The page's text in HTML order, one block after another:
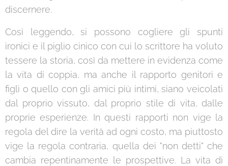
discernere.
Così leggendo, si possono cogliere gli spunti
ironici e il piglio cinico con cui lo scrittore ha voluto
tessere la storia, così da mettere in evidenza come
la vita di coppia, ma anche il rapporto genitori e
figli o quello con gli amici più intimi, siano veicolati
dal proprio vissuto, dal proprio stile di vita, dalle
proprie esperienze. In questi rapporti non vige la
regola del dire la verità ad ogni costo, ma piuttosto
vige la regola contraria, quella dei "non detti" che
cambia repentinamente le prospettive. La vita di